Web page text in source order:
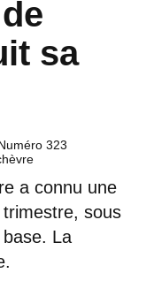
sa
323
a connu une
trimestre, sous
base. La